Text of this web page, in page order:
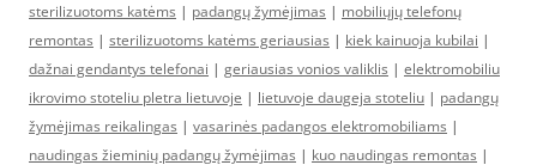
sterilizuotoms katėms | padangų žymėjimas | mobiliųjų telefonų
remontas | sterilizuotoms katėms geriausias | kiek kainuoja kubilai |
dažnai gendantys telefonai | geriausias vonios valiklis | elektromobiliu
ikrovimo stoteliu pletra lietuvoje | lietuvoje daugeja stoteliu | padangų
žymėjimas reikalingas | vasarinės padangos elektromobiliams |
naudingas žieminių padangų žymėjimas | kuo naudingas remontas |